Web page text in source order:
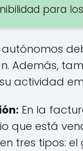
para
autónomos
Además,
actividad
En la
que está
tres tipos: el